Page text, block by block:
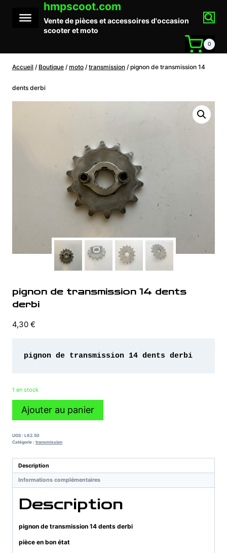
contenu
hmpscoot.com
Vente de pièces et accessoires d'occasion
scooter et moto
0
Accueil / Boutique / moto / transmission / pignon de transmission 14
dents derbi
pignon de transmission 14 dents
derbi
4,30 €
pignon de transmission 14 dents derbi
1 en stock
quantité
de
transmission
dents
derbi
Ajouter au panier
UGS : L62.50
Catégorie : transmission
Description
Informations complémentaires
Description
pignon de transmission 14 dents derbi
pièce en bon état